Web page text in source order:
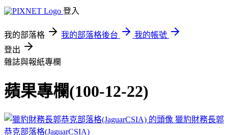
登入
我的部落格 我的部落格後台
我的帳號
登出
雜誌與報紙專欄
蘋果專欄(100-12-22)
獵豹財務長郭
恭克部落格(JaguarCSIA)